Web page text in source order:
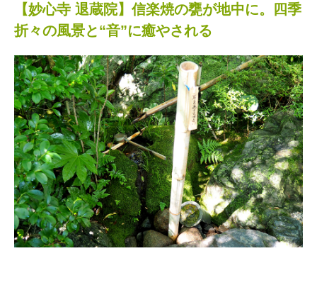
【妙心寺 退蔵院】信楽焼の甕が地中に。四季
折々の風景と“音”に癒やされる